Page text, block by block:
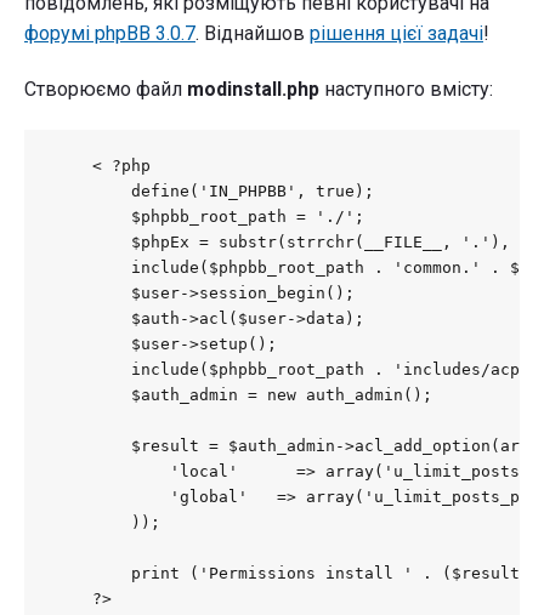
форумі phpBB 3.0.7. Віднайшов рішення цієї задачі!
Створюємо файл modinstall.php наступного вмісту:
    < ?php
        define('IN_PHPBB', true);
        $phpbb_root_path = './';
$phpEx = substr(strrchr(__FILE__, '.'),
include($phpbb_root_path . 'common.' .
        $user->session_begin();
        $auth->acl($user->data);
        $user->setup();
include($phpbb_root_path . 'includes/acp/
        $auth_admin = new auth_admin();
$result = $auth_admin-
'local'      =>
'global'   =>
        ));
print ('Permissions install ' . ($result
    ?>